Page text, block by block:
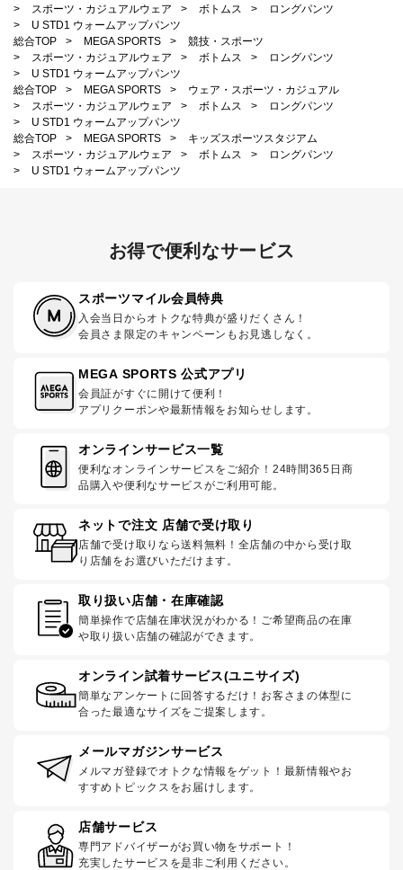
>
スポーツ・カジュアルウェア > ボトムス >
ロングパンツ
>
U STD1 ウォームアップパンツ
総合TOP
> MEGA SPORTS >
競技・スポーツ
>
スポーツ・カジュアルウェア > ボトムス >
ロングパンツ
>
U STD1 ウォームアップパンツ
総合TOP
> MEGA SPORTS >
ウェア・スポーツ・カジュアル
>
スポーツ・カジュアルウェア > ボトムス >
ロングパンツ
>
U STD1 ウォームアップパンツ
総合TOP
> MEGA SPORTS >
キッズスポーツスタジアム
>
スポーツ・カジュアルウェア > ボトムス >
ロングパンツ
>
U STD1 ウォームアップパンツ
お得で便利なサービス
スポーツマイル会員特典
入会当日からオトクな特典が盛りだくさん！
会員さま限定のキャンペーンもお見逃しなく。
MEGA SPORTS 公式アプリ
会員証がすぐに開けて便利！
アプリクーポンや最新情報をお知らせします。
オンラインサービス一覧
便利なオンラインサービスをご紹介！24時間365日商
品購入や便利なサービスがご利用可能。
ネットで注文 店舗で受け取り
店舗で受け取りなら送料無料！全店舗の中から受け取
り店舗をお選びいただけます。
取り扱い店舗・在庫確認
簡単操作で店舗在庫状況がわかる！ご希望商品の在庫
や取り扱い店舗の確認ができます。
オンライン試着サービス(ユニサイズ)
簡単なアンケートに回答するだけ！お客さまの体型に
合った最適なサイズをご提案します。
メールマガジンサービス
メルマガ登録でオトクな情報をゲット！最新情報やお
すすめトピックスをお届けします。
店舗サービス
専門アドバイザーがお買い物をサポート！
充実したサービスを是非ご利用ください。